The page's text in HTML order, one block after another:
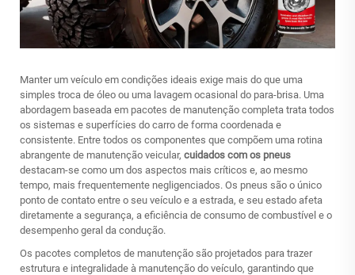
Manter um veículo em condições ideais exige mais do que uma
simples troca de óleo ou uma lavagem ocasional do para-brisa. Uma
abordagem baseada em pacotes de manutenção completa trata todos
os sistemas e superfícies do carro de forma coordenada e
consistente. Entre todos os componentes que compõem uma rotina
abrangente de manutenção veicular, cuidados com os pneus
destacam-se como um dos aspectos mais críticos e, ao mesmo
tempo, mais frequentemente negligenciados. Os pneus são o único
ponto de contato entre o seu veículo e a estrada, e seu estado afeta
diretamente a segurança, a eficiência de consumo de combustível e o
desempenho geral da condução.
Os pacotes completos de manutenção são projetados para trazer
estrutura e integralidade à manutenção do veículo, garantindo que